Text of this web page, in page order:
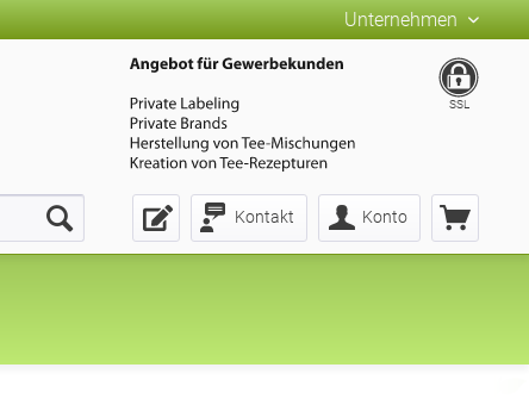
Unternehmen
Kontakt Konto
SSL